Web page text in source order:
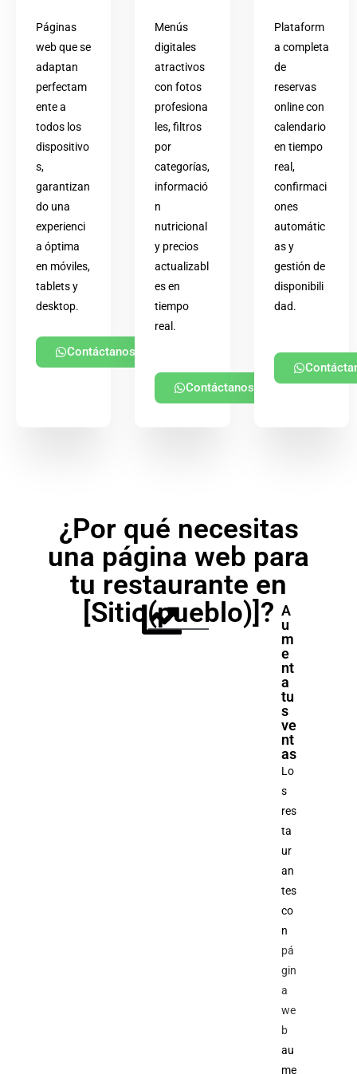
Páginas
web que se
adaptan
perfectam
ente a
todos los
dispositivo
s,
garantizan
do una
experienci
a óptima
en móviles,
tablets y
desktop.
Contáctanos
Menús
digitales
atractivos
con fotos
profesiona
les, filtros
por
categorías,
informació
n
nutricional
y precios
actualizabl
es en
tiempo
real.
Contáctanos
Plataform
a completa
de
reservas
online con
calendario
en tiempo
real,
confirmaci
ones
automátic
as y
gestión de
disponibili
dad.
¿Por qué necesitas
una página web para
tu restaurante en
[Sitio(pueblo)]? A
u
m
e
nt
a
tu
s
ve
nt
as
Lo
s
res
ta
ur
an
tes
co
n
pá
gin
a
we
b
au
me